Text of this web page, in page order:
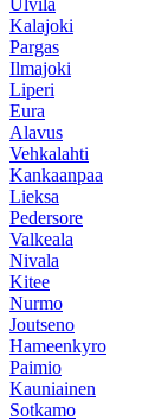
Kalajoki
Pargas
Ilmajoki
Liperi
Eura
Alavus
Vehkalahti
Kankaanpaa
Lieksa
Pedersore
Valkeala
Nivala
Kitee
Nurmo
Joutseno
Hameenkyro
Paimio
Kauniainen
Sotkamo